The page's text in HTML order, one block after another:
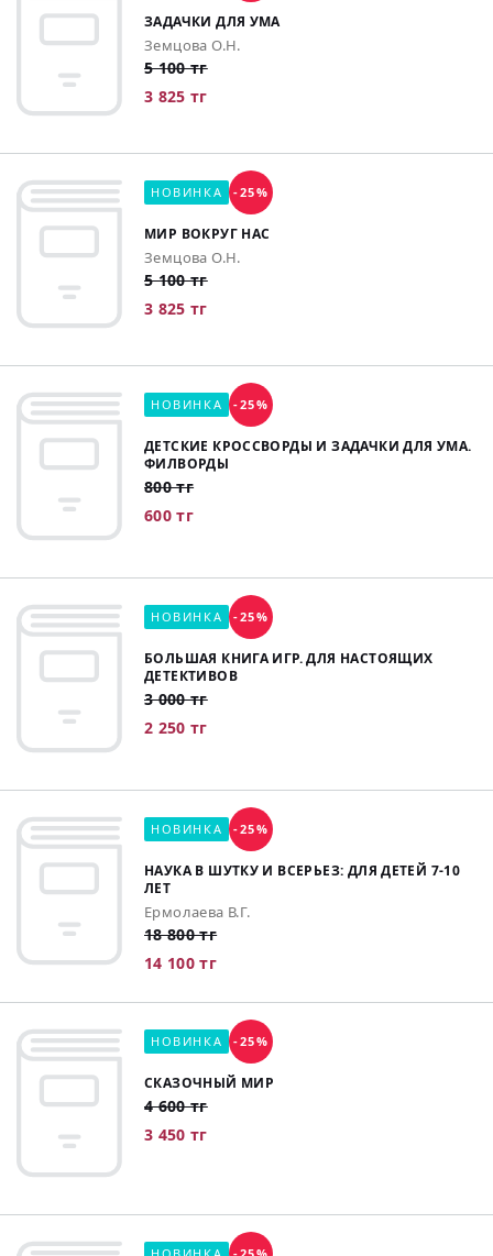
ЗАДАЧКИ ДЛЯ УМА
Земцова О.Н.
5 100 тг
3 825 тг
НОВИНКА -25%
МИР ВОКРУГ НАС
Земцова О.Н.
5 100 тг
3 825 тг
НОВИНКА -25%
ДЕТСКИЕ КРОССВОРДЫ И ЗАДАЧКИ ДЛЯ УМА.
ФИЛВОРДЫ
800 тг
600 тг
НОВИНКА -25%
БОЛЬШАЯ КНИГА ИГР. ДЛЯ НАСТОЯЩИХ
ДЕТЕКТИВОВ
3 000 тг
2 250 тг
НОВИНКА -25%
НАУКА В ШУТКУ И ВСЕРЬЕЗ: ДЛЯ ДЕТЕЙ 7-10
ЛЕТ
Ермолаева В.Г.
18 800 тг
14 100 тг
НОВИНКА -25%
СКАЗОЧНЫЙ МИР
4 600 тг
3 450 тг